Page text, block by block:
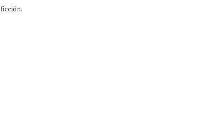
ficción.